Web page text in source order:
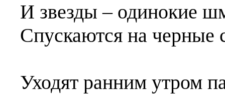
И звезды – одинокие
Спускаются на черные
Уходят ранним утром